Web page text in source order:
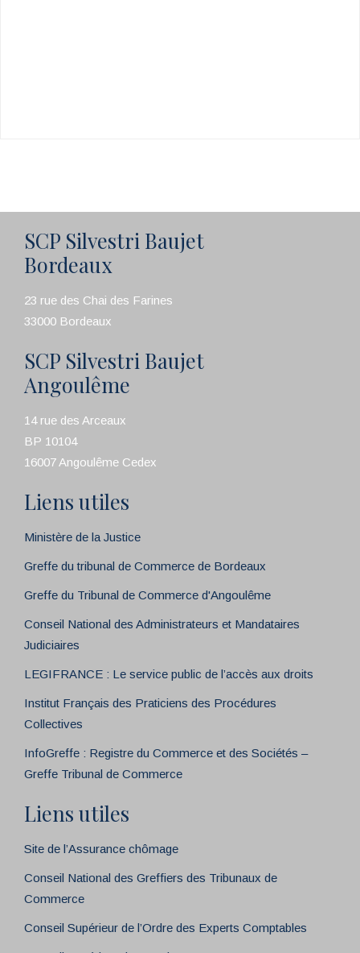
SCP Silvestri Baujet
Bordeaux
23 rue des Chai des Farines
33000 Bordeaux
SCP Silvestri Baujet
Angoulême
14 rue des Arceaux
BP 10104
16007 Angoulême Cedex
Liens utiles
Ministère de la Justice
Greffe du tribunal de Commerce de Bordeaux
Greffe du Tribunal de Commerce d'Angoulême
Conseil National des Administrateurs et Mandataires
Judiciaires
LEGIFRANCE : Le service public de l’accès aux droits
Institut Français des Praticiens des Procédures
Collectives
InfoGreffe : Registre du Commerce et des Sociétés –
Greffe Tribunal de Commerce
Liens utiles
Site de l’Assurance chômage
Conseil National des Greffiers des Tribunaux de
Commerce
Conseil Supérieur de l’Ordre des Experts Comptables